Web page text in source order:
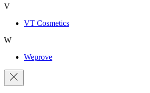
V
VT Cosmetics
W
Weprove